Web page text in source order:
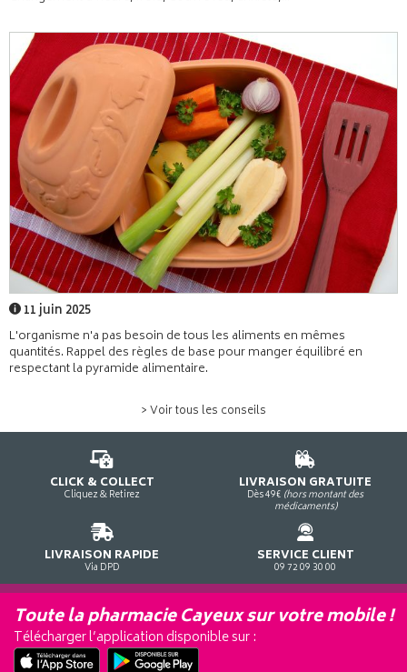
11 juin 2025
L'organisme n'a pas besoin de tous les aliments en mêmes
quantités. Rappel des règles de base pour manger équilibré en
respectant la pyramide alimentaire.
> Voir tous les conseils
CLICK & COLLECT
Cliquez & Retirez
LIVRAISON GRATUITE
Dès 49€ (hors montant des
médicaments)
LIVRAISON RAPIDE
Via DPD
SERVICE CLIENT
09 72 09 30 00
Toute la pharmacie Cayeux sur votre mobile !
Télécharger l’application disponible sur :